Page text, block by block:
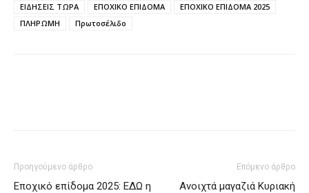
ΕΙΔΗΣΕΙΣ ΤΩΡΑ
ΕΠΟΧΙΚΟ ΕΠΙΔΟΜΑ
ΕΠΟΧΙΚΟ ΕΠΙΔΟΜΑ 2025
ΠΛΗΡΩΜΗ
Πρωτοσέλιδο
Προηγούμενο άρθρο
Εποχικό επίδομα 2025: ΕΔΩ η
Επόμενο άρθρο
Ανοιχτά μαγαζιά Κυριακή